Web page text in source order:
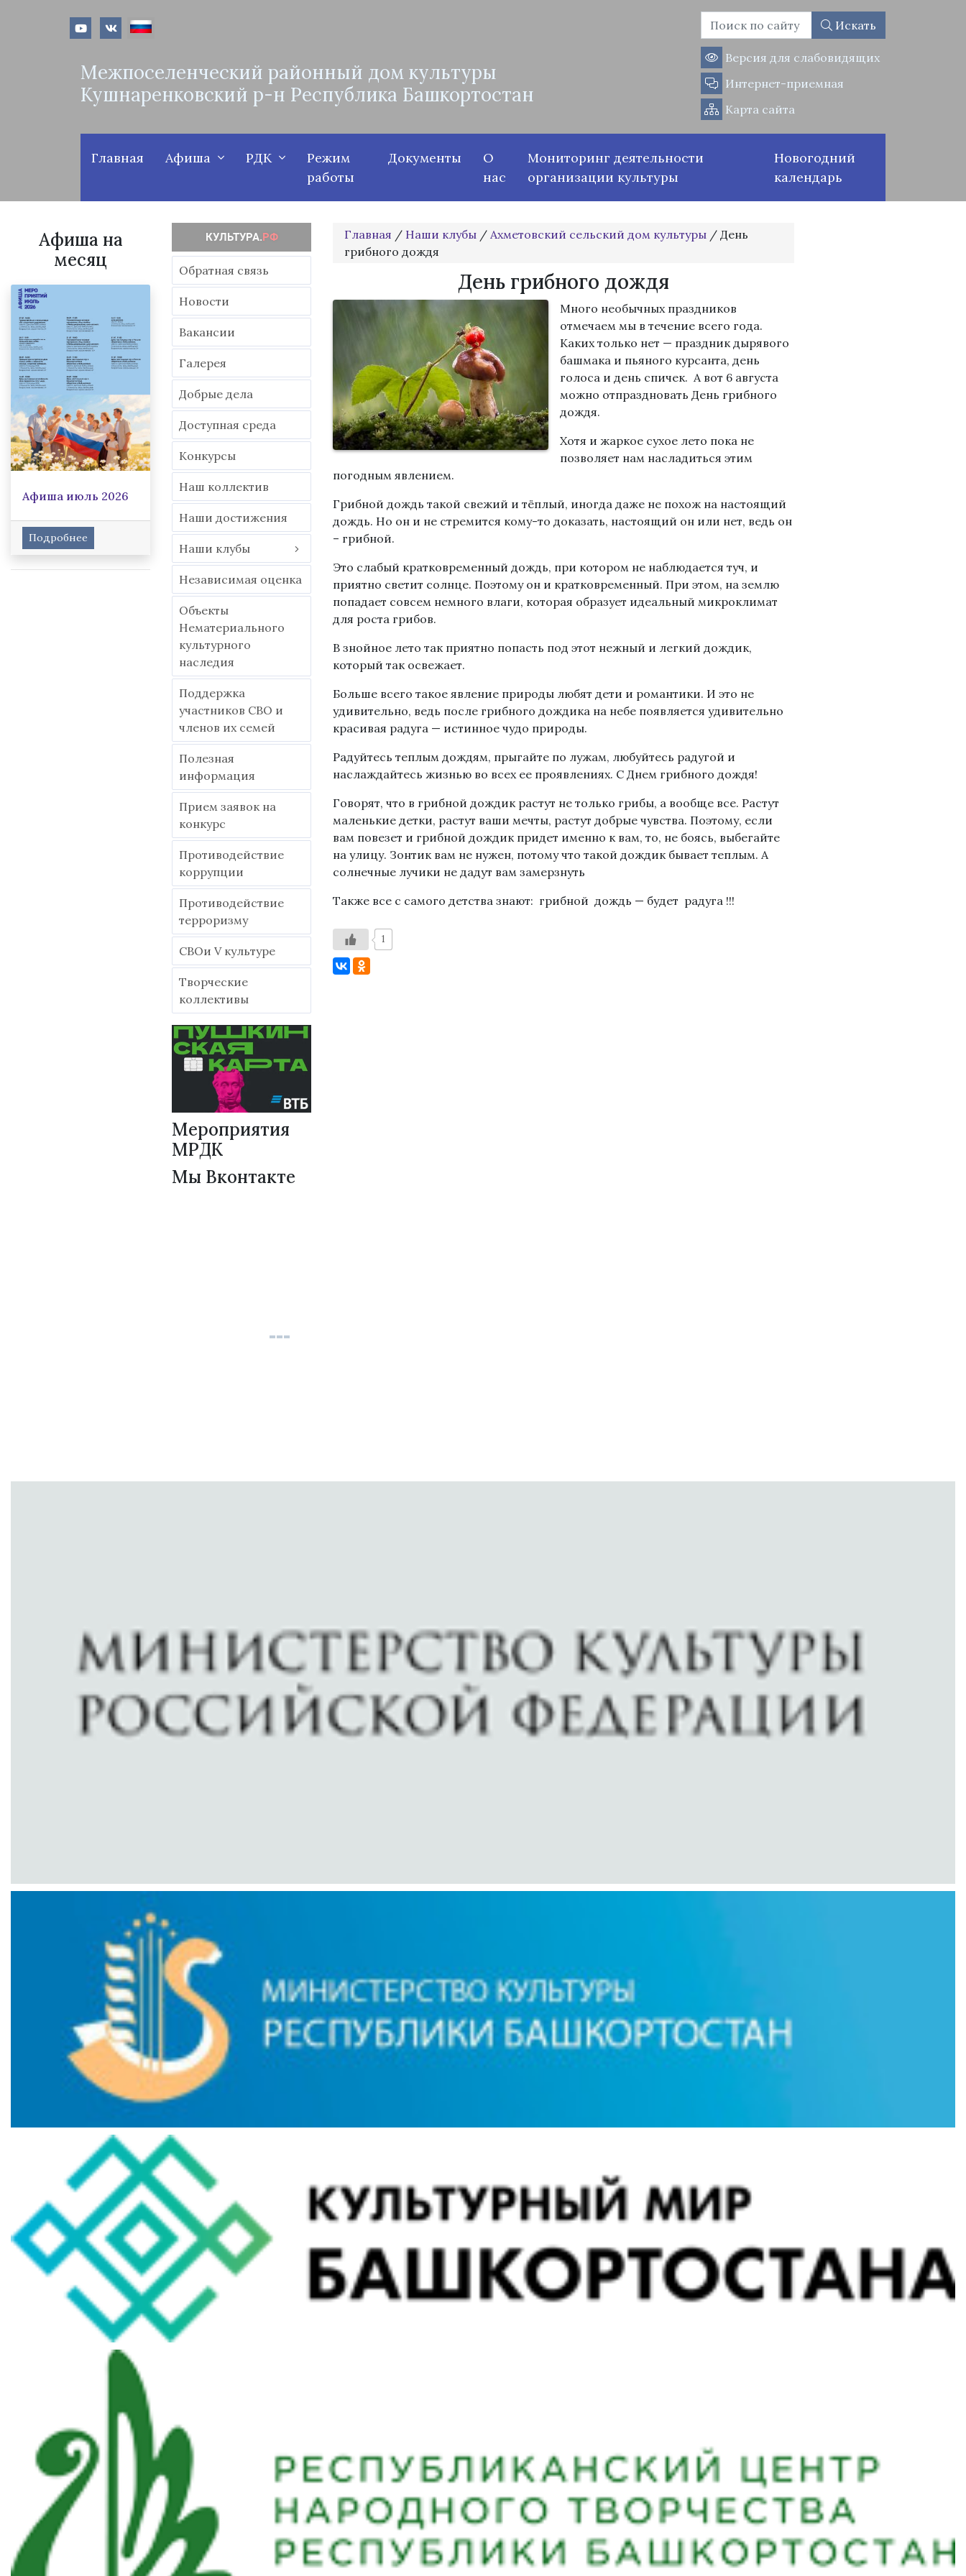
Искать
Межпоселенческий районный дом культуры
Кушнаренковский р-н Республика Башкортостан
Версия для слабовидящих
Интернет-приемная
Карта сайта
Главная Афиша РДК
Режим
работы
Документы
О
нас
Мониторинг деятельности
организации культуры
Новогодний
календарь
Афиша на
месяц
Афиша июль 2026
Подробнее
Обратная связь
Новости
Вакансии
Гaлерея
Добрые дела
Доступная среда
Конкурсы
Наш коллектив
Наши достижения
Наши клубы
Независимая оценка
Объекты
Нематериального
культурного
наследия
Поддержка
участников СВО и
членов их семей
Полезная
информация
Прием заявок на
конкурс
Противодействие
коррупции
Противодействие
терроризму
СВОи V культуре
Творческие
коллективы
Мероприятия
МРДК
Мы Вконтакте
Главная / Наши клубы / Ахметовский сельский дом культуры / День
грибного дождя
День грибного дождя
Много необычных праздников
отмечаем мы в течение всего года.
Каких только нет — праздник дырявого
башмака и пьяного курсанта, день
голоса и день спичек. А вот 6 августа
можно отпраздновать День грибного
дождя.
Хотя и жаркое сухое лето пока не
позволяет нам насладиться этим
погодным явлением.
Грибной дождь такой свежий и тёплый, иногда даже не похож на настоящий
дождь. Но он и не стремится кому-то доказать, настоящий он или нет, ведь он
– грибной.
Это слабый кратковременный дождь, при котором не наблюдается туч, и
приятно светит солнце. Поэтому он и кратковременный. При этом, на землю
попадает совсем немного влаги, которая образует идеальный микроклимат
для роста грибов.
В знойное лето так приятно попасть под этот нежный и легкий дождик,
который так освежает.
Больше всего такое явление природы любят дети и романтики. И это не
удивительно, ведь после грибного дождика на небе появляется удивительно
красивая радуга — истинное чудо природы.
Радуйтесь теплым дождям, прыгайте по лужам, любуйтесь радугой и
наслаждайтесь жизнью во всех ее проявлениях. С Днем грибного дождя!
Говорят, что в грибной дождик растут не только грибы, а вообще все. Растут
маленькие детки, растут ваши мечты, растут добрые чувства. Поэтому, если
вам повезет и грибной дождик придет именно к вам, то, не боясь, выбегайте
на улицу. Зонтик вам не нужен, потому что такой дождик бывает теплым. А
солнечные лучики не дадут вам замерзнуть
Также все с самого детства знают: грибной дождь — будет радуга !!!
1